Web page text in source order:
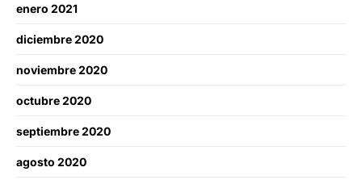
enero 2021
diciembre 2020
noviembre 2020
octubre 2020
septiembre 2020
agosto 2020